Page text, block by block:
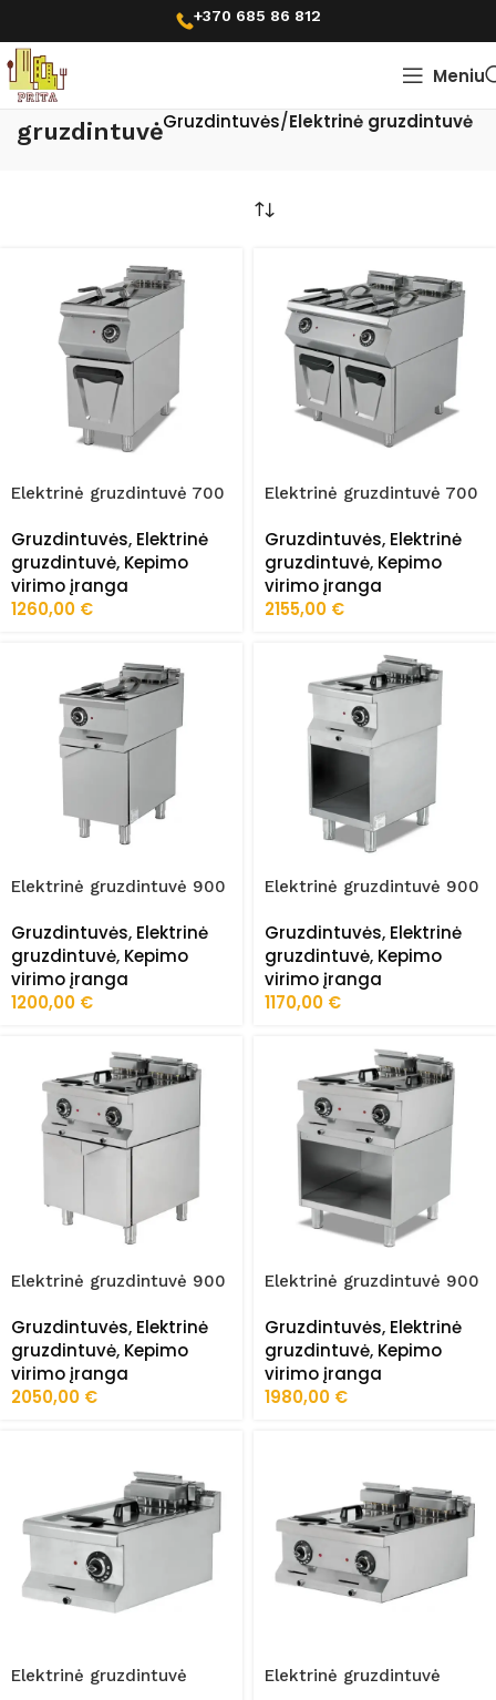
+370 685 86 812
Meniu
Elektrinė
gruzdintuvėGruzdintuvės Elektrinė gruzdintuvė
Elektrinė gruzdintuvė 700
PLS/7FE010
Gruzdintuvės, Elektrinė
gruzdintuvė, Kepimo
virimo įranga
1260,00 €
Elektrinė gruzdintuvė 700
PLS/7FE020
Gruzdintuvės, Elektrinė
gruzdintuvė, Kepimo
virimo įranga
2155,00 €
Elektrinė gruzdintuvė 900
Gruzdintuvės, Elektrinė
gruzdintuvė, Kepimo
virimo įranga
1200,00 €
Elektrinė gruzdintuvė 900
Gruzdintuvės, Elektrinė
gruzdintuvė, Kepimo
virimo įranga
1170,00 €
Elektrinė gruzdintuvė 900
Gruzdintuvės, Elektrinė
gruzdintuvė, Kepimo
virimo įranga
2050,00 €
Elektrinė gruzdintuvė 900
Gruzdintuvės, Elektrinė
gruzdintuvė, Kepimo
virimo įranga
1980,00 €
Elektrinė gruzdintuvė
Elektrinė gruzdintuvė